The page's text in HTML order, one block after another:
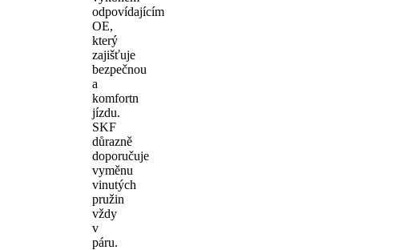
odpovídajícím
OE,
který
zajišťuje
bezpečnou
a
komfortn
jízdu.
SKF
důrazně
doporučuje
vyměnu
vinutých
pružin
vždy
v
páru.